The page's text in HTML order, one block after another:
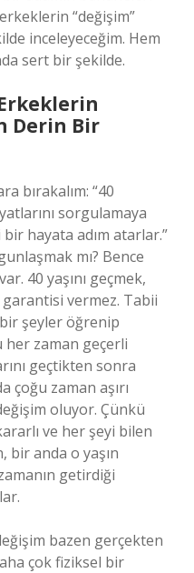
“değişim”
inceleyeceğim. Hem
sert bir şekilde.
Derin Bir
bırakalım: “40
sorgulamaya
hayata adım atarlar.”
mı? Bence
40 yaşını geçmek,
vermez. Tabii
şeyler öğrenip
zaman geçerli
geçtikten sonra
çoğu zaman aşırı
oluyor. Çünkü
ve her şeyi bilen
bir anda o yaşın
getirdiği
bazen gerçekten
çok fiziksel bir